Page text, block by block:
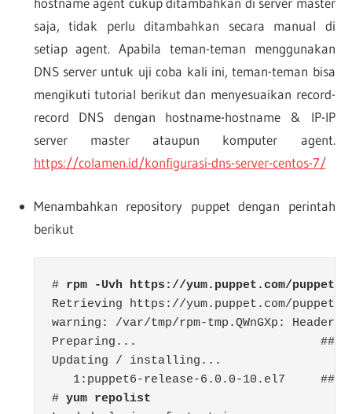
saja, tidak perlu ditambahkan secara manual di
setiap agent. Apabila teman-teman menggunakan
DNS server untuk uji coba kali ini, teman-teman bisa
mengikuti tutorial berikut dan menyesuaikan record-
record DNS dengan hostname-hostname & IP-IP
server master ataupun komputer agent.
https://colamen.id/konfigurasi-dns-server-centos-7/
Menambahkan repository puppet dengan perintah
berikut
# rpm -Uvh https://yum.puppet.com/
Retrieving https://yum.puppet.com/
warning: /var/tmp/rpm-tmp.QWnGXp: Header
Preparing...
Updating / installing...
1:puppet6-release-6.0.0-10.el7
# yum repolist